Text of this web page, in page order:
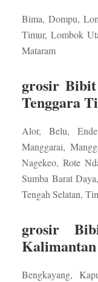
Bima, Dompu,
Timur, Lombok
Mataram
grosir Bibit
Tenggara
Alor, Belu,
Manggarai,
Nagekeo, Rote
Sumba Barat
Tengah Selatan,
grosir
Bengkayang,